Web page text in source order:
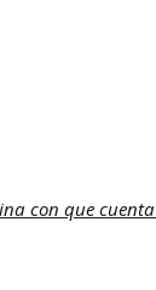
con que